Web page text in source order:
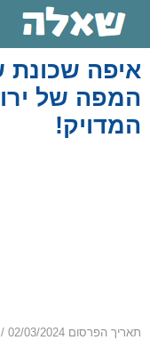
איפה
המפה של
המדויק!
תאריך הפרסום 02/03/2024 /